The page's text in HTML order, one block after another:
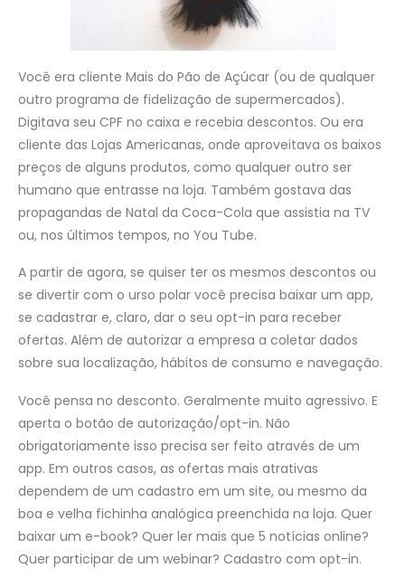
Você era cliente Mais do Pão de Açúcar (ou de qualquer
outro programa de fidelização de supermercados).
Digitava seu CPF no caixa e recebia descontos. Ou era
cliente das Lojas Americanas, onde aproveitava os baixos
preços de alguns produtos, como qualquer outro ser
humano que entrasse na loja. Também gostava das
propagandas de Natal da Coca-Cola que assistia na TV
ou, nos últimos tempos, no You Tube.
A partir de agora, se quiser ter os mesmos descontos ou
se divertir com o urso polar você precisa baixar um app,
se cadastrar e, claro, dar o seu opt-in para receber
ofertas. Além de autorizar a empresa a coletar dados
sobre sua localização, hábitos de consumo e navegação.
Você pensa no desconto. Geralmente muito agressivo. E
aperta o botão de autorização/opt-in. Não
obrigatoriamente isso precisa ser feito através de um
app. Em outros casos, as ofertas mais atrativas
dependem de um cadastro em um site, ou mesmo da
boa e velha fichinha analógica preenchida na loja. Quer
baixar um e-book? Quer ler mais que 5 notícias online?
Quer participar de um webinar? Cadastro com opt-in.